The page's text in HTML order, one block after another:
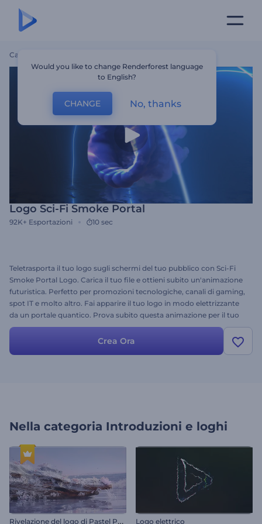
Casa
Logo Sci-Fi Smoke Portal
92K+ Esportazioni 10 sec
Teletrasporta il tuo logo sugli schermi del tuo pubblico con Sci-Fi
Smoke Portal Logo. Carica il tuo file e ottieni subito un'animazione
futuristica. Perfetto per promozioni tecnologiche, canali di gaming,
spot IT e molto altro. Fai apparire il tuo logo in modo elettrizzante
da un portale quantico. Prova subito questa animazione per il tuo
logo!
Crea Ora
Nella categoria Introduzioni e loghi
R
ivelazione del logo di Pastel Paradise Logo elettrico
Would you like to change Renderforest language
to English?
CHANGE No, thanks